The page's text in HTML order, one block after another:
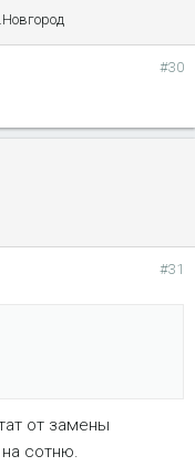
#30
#31
от замены
сотню.